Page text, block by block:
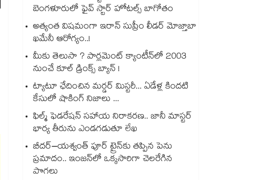
బెంగళూరులో ఫైవ్ స్టార్ హోటల్స్ బాగోతం
అత్యంత విషమంగా ఇరాన్ సుప్రీం లీడర్ మోజ్తాబా
ఖమేనీ ఆరోగ్యం..!
మీకు తెలుసా ? పార్లమెంట్ క్యాంటీన్⁪లో 2003
నుంచే కూల్ డ్రింక్స్ బ్యాన్ !
ట్యాటూ ఛేదించిన మర్డర్ మిస్టరీ... ఏడేళ్ల కిందటి
కేసులో షాకింగ్ నిజాలు ...
ఫిల్మ్ ఫెడరేషన్ సహాయ నిరాకరణ.. జానీ మాస్టర్
భార్య తీరును ఎండగడుతూ లేఖ
బీదర్–యశ్వంత్ పూర్ ట్రైన్‎కు తప్పిన పెను
ప్రమాదం.. ఇంజన్‎లో ఒక్కసారిగా చెలరేగిన
పొగలు